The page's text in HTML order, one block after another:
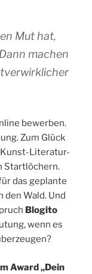
Mut hat,
machen
bewerben.
Zum Glück
Literatur-
Startlöchern.
das geplante
den Wald. Und
Blogito
wenn es
Award „Dein